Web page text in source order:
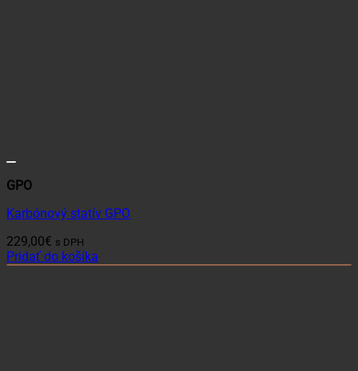
GPO
Karbónový statív GPO
229,00€ s DPH
Pridať do košíka